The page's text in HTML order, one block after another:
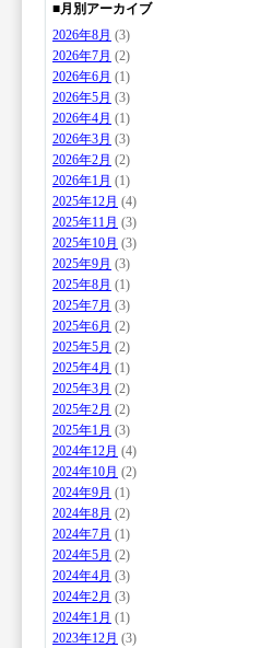
■月別アーカイブ
2026年8月 (3)
2026年7月 (2)
2026年6月 (1)
2026年5月 (3)
2026年4月 (1)
2026年3月 (3)
2026年2月 (2)
2026年1月 (1)
2025年12月 (4)
2025年11月 (3)
2025年10月 (3)
2025年9月 (3)
2025年8月 (1)
2025年7月 (3)
2025年6月 (2)
2025年5月 (2)
2025年4月 (1)
2025年3月 (2)
2025年2月 (2)
2025年1月 (3)
2024年12月 (4)
2024年10月 (2)
2024年9月 (1)
2024年8月 (2)
2024年7月 (1)
2024年5月 (2)
2024年4月 (3)
2024年2月 (3)
2024年1月 (1)
2023年12月 (3)